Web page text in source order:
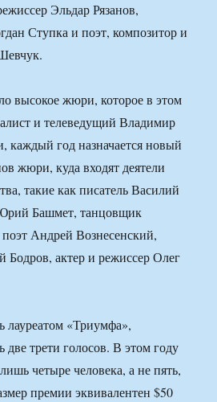
Эльдар Рязанов,
Ступка и поэт, композитор и
высокое жюри, которое в этом
и телеведущий Владимир
каждый год назначается новый
жюри, куда входят деятели
такие как писатель Василий
Башмет, танцовщик
Андрей Вознесенский,
Бодров, актер и режиссер Олег
лауреатом «Триумфа»,
две трети голосов. В этом году
четыре человека, а не пять,
премии эквивалентен $50